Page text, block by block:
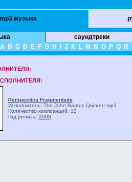
mp3 музыка
саундтреки
A B C D E F G H J K L M N O P Q R
Perspectiva Fragmentada
Исполнитель: The John Santos Quinted mp3
Количество композиций: 12
Год релиза: 2008